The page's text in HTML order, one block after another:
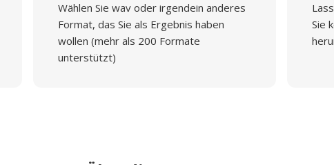
Wählen Sie wav oder irgendein anderes
Format, das Sie als Ergebnis haben
wollen (mehr als 200 Formate
unterstützt)
Sie